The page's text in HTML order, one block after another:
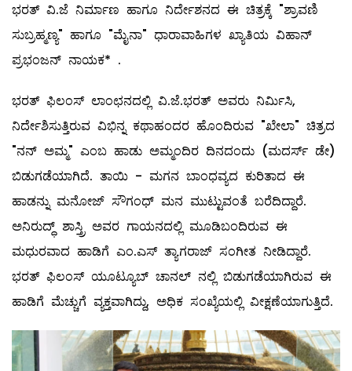
ಭರತ್ ವಿ.ಜೆ ನಿರ್ಮಾಣ ಹಾಗೂ ನಿರ್ದೇಶನದ ಈ ಚಿತ್ರಕ್ಕೆ "ಶ್ರಾವಣಿ
ಸುಬ್ರಹ್ಮಣ್ಯ" ಹಾಗೂ "ಮೈನಾ" ಧಾರಾವಾಹಿಗಳ ಖ್ಯಾತಿಯ ವಿಹಾನ್
ಪ್ರಭಂಜನ್ ನಾಯಕ* .
ಭರತ್ ಫಿಲಂಸ್ ಲಾಂಛನದಲ್ಲಿ ವಿ.ಜೆ.ಭರತ್ ಅವರು ನಿರ್ಮಿಸಿ,
ನಿರ್ದೇಶಿಸುತ್ತಿರುವ ವಿಭಿನ್ನ ಕಥಾಹಂದರ ಹೊಂದಿರುವ "ಖೇಲಾ" ಚಿತ್ರದ
"ನನ್ ಅಮ್ಮ" ಎಂಬ ಹಾಡು ಅಮ್ಮಂದಿರ ದಿನದಂದು (ಮದರ್ಸ್ ಡೇ)
ಬಿಡುಗಡೆಯಾಗಿದೆ. ತಾಯಿ - ಮಗನ ಬಾಂಧವ್ಯದ ಕುರಿತಾದ ಈ
ಹಾಡನ್ನು ಮನೋಜ್ ಸೌಗಂಧ್ ಮನ ಮುಟ್ಟುವಂತೆ ಬರೆದಿದ್ದಾರೆ‌.
ಅನಿರುದ್ಧ್ ಶಾಸ್ತ್ರಿ ಅವರ ಗಾಯನದಲ್ಲಿ ಮೂಡಿಬಂದಿರುವ ಈ
ಮಧುರವಾದ ಹಾಡಿಗೆ ಎಂ.ಎಸ್ ತ್ಯಾಗರಾಜ್ ಸಂಗೀತ ನೀಡಿದ್ದಾರೆ.
ಭರತ್ ಫಿಲಂಸ್ ಯೂಟ್ಯೂಬ್ ಚಾನಲ್ ನಲ್ಲಿ ಬಿಡುಗಡೆಯಾಗಿರುವ ಈ
ಹಾಡಿಗೆ ಮೆಚ್ಚುಗೆ ವ್ಯಕ್ತವಾಗಿದ್ದು, ಅಧಿಕ ಸಂಖ್ಯೆಯಲ್ಲಿ ವೀಕ್ಷಣೆಯಾಗುತ್ತಿದೆ.